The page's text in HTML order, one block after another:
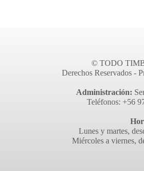
© TODO
Derechos Reservados -
Administración:
Teléfonos: +56
Lunes y martes,
Miércoles a viernes,